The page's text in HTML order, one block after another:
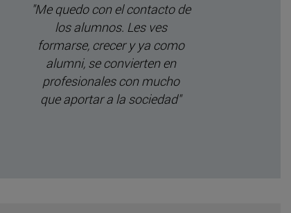
"Me quedo con el contacto de
los alumnos. Les ves
formarse, crecer y ya como
alumni, se convierten en
profesionales con mucho
que aportar a la sociedad"